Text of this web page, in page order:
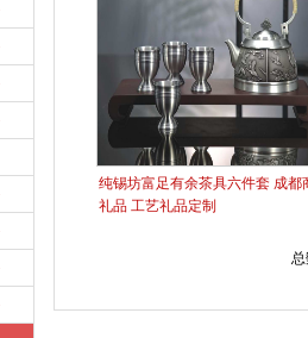
纯锡坊富足有余茶具六件套 成都
礼品 工艺礼品定制